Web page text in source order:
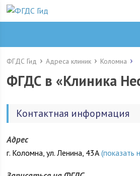
ФГДС Гид Адреса клиник Коломна
ФГДС в «Клиника
Контактная информация
Адрес
г. Коломна, ул. Ленина, 43А(показать